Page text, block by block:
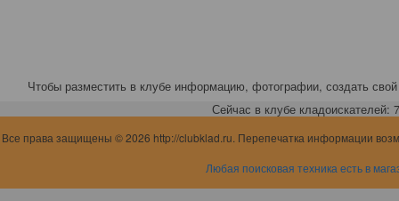
Чтобы разместить в клубе информацию, фотографии, создать свой
Сейчас в клубе кладоискателей:
Все права защищены © 2026 http://clubklad.ru. Перепечатка информации
Любая поисковая техника есть в